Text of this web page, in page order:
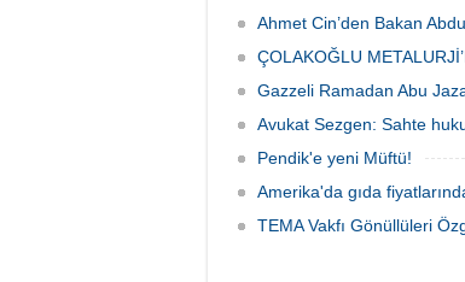
Ahmet Cin’den Bakan
ÇOLAKOĞLU
Gazzeli Ramadan Abu
Avukat Sezgen: Sahte
Pendik'e yeni Müftü!
Amerika'da gıda
TEMA Vakfı Gönüllüleri